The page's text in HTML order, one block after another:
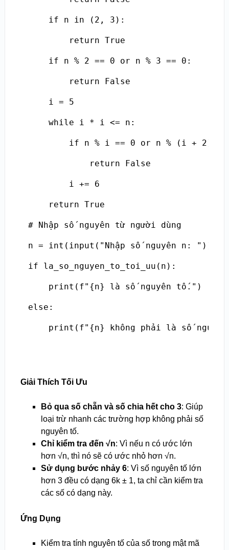
if n in (2, 3):
return True
if n % 2 == 0 or n % 3 == 0:
return False
i = 5
while i * i <= n:
if n % i == 0 or n % (i + 2) ==
return False
i += 6
return True
# Nhập số nguyên từ người dùng
n = int(input("Nhập số nguyên n: "))
if la_so_nguyen_to_toi_uu(n):
print(f"{n} là số nguyên tố.")
else:
print(f"{n} không phải là số
Giải Thích Tối Ưu
Bỏ qua số chẵn và số chia hết cho 3: Giúp
loại trừ nhanh các trường hợp không phải số
nguyên tố.
Chỉ kiểm tra đến √n: Vì nếu n có ước lớn
hơn √n, thì nó sẽ có ước nhỏ hơn √n.
Sử dụng bước nhảy 6: Vì số nguyên tố lớn
hơn 3 đều có dạng 6k ± 1, ta chỉ cần kiểm tra
các số có dạng này.
Ứng Dụng
Kiểm tra tính nguyên tố của số trong mật mã